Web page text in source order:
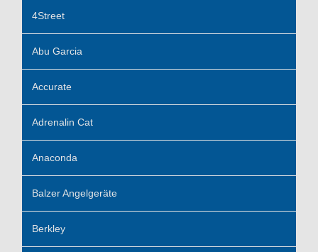
4Street
Abu Garcia
Accurate
Adrenalin Cat
Anaconda
Balzer Angelgeräte
Berkley